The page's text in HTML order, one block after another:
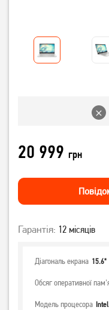
20 999 грн
Гарантія: 12 місяців
Діагональ екрана 15.6"
Обсяг оперативної
Модель процесора